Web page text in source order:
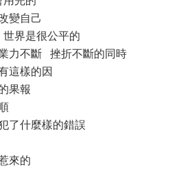
變自己
界是很公平的
力不斷 挫折不斷的同時
這樣的因
果報
了什麼樣的錯誤
來的